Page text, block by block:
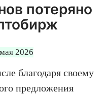
потеряно
2026
благодаря своему
предложения